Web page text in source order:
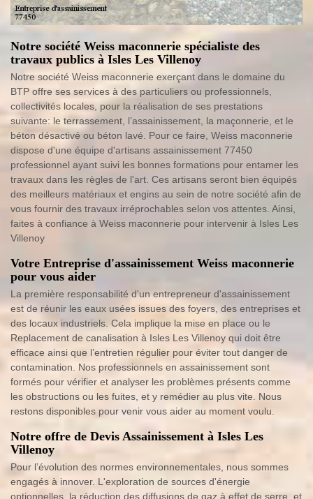
Notre société Weiss maconnerie spécialiste des
travaux publics à Isles Les Villenoy
Notre société Weiss maconnerie exerçant dans le domaine du
BTP offre ses services à des particuliers ou professionnels,
collectivités locales, pour la réalisation de ses prestations
suivante: le terrassement, l’assainissement, la maçonnerie, et le
béton désactivé ou béton lavé. Pour ce faire, Weiss maconnerie
dispose d'une équipe d'artisans assainissement 77450
professionnel ayant suivi les bonnes formations pour entamer les
travaux dans les règles de l'art. Ces artisans seront bien équipés
des meilleurs matériaux et engins au sein de notre société afin de
vous fournir des travaux irréprochables selon vos attentes. Ainsi,
faites à confiance à Weiss maconnerie pour intervenir à Isles Les
Villenoy
Votre Entreprise d'assainissement Weiss maconnerie
pour vous aider
La première responsabilité d'un entrepreneur d'assainissement
est de réunir les eaux usées issues des foyers, des entreprises et
des locaux industriels. Cela implique la mise en place ou le
Replacement de canalisation à Isles Les Villenoy qui doit être
efficace ainsi que l’entretien régulier pour éviter tout danger de
contamination. Nos professionnels en assainissement sont
formés pour vérifier et analyser les problèmes présents comme
les obstructions ou les fuites, et y remédier au plus vite. Nous
restons disponibles pour venir vous aider au moment voulu.
Notre offre de Devis Assainissement à Isles Les
Villenoy
Pour l’évolution des normes environnementales, nous sommes
engagés à innover. L'exploration de sources d'énergie
optionnelles, la réduction des diffusions de gaz à effet de serre, et